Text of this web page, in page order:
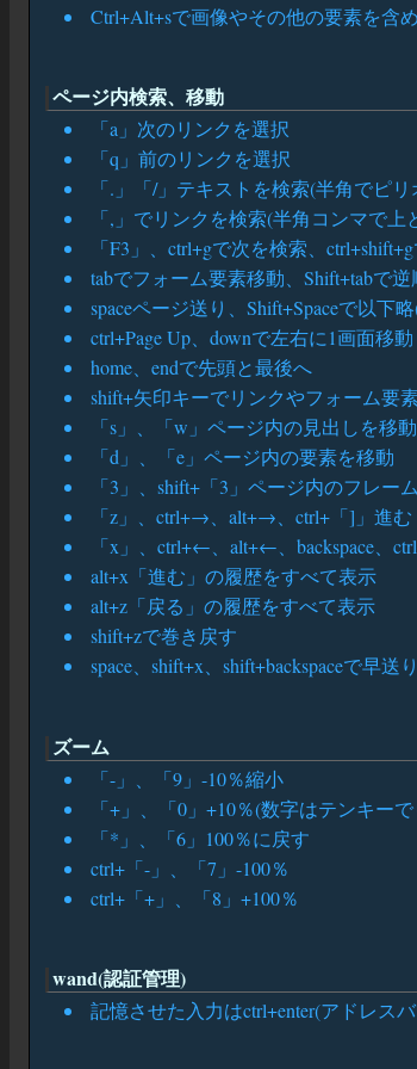
Ctrl+Alt+sで画像やその他の要素を含
ページ内検索、移動
「a」次のリンクを選択
「q」前のリンクを選択
「.」「/」テキストを検索(半角でピ
「,」でリンクを検索(半角コンマで上
「F3」、ctrl+gで次を検索、
tabでフォーム要素移動、Shift+tabで逆
spaceページ送り、Shift+Spaceで以下
ctrl+Page Up、downで左右に1画面移動
home、endで先頭と最後へ
shift+矢印キーでリンクやフォーム要
「s」、「w」ページ内の見出しを移動
「d」、「e」ページ内の要素を移動
「3」、shift+「3」ページ内のフレー
「z」、ctrl+→、alt+→、ctrl+「]」進む
「x」、ctrl+←、alt+←、backspace、
alt+x「進む」の履歴をすべて表示
alt+z「戻る」の履歴をすべて表示
shift+zで巻き戻す
space、shift+x、shift+backspaceで早送り
ズーム
「-」、「9」-10％縮小
「+」、「0」+10％(数字はテンキー
「*」、「6」100％に戻す
ctrl+「-」、「7」-100％
ctrl+「+」、「8」+100％
wand(認証管理)
記憶させた入力はctrl+enter(アドレス